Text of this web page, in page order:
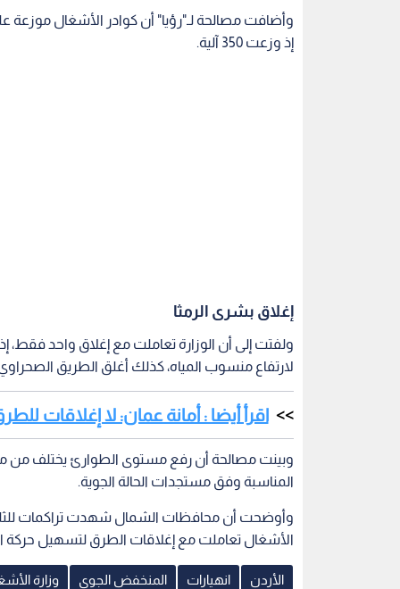
وأضافت مصالحة لـ"رؤيا" أن كوادر الأشغال موزعة
إذ وزعت 350 آلية.
إغلاق بشرى الرمثا
ولفتت إلى أن الوزارة تعاملت مع إغلاق واحد فقط،
لارتفاع منسوب المياه، كذلك أغلق الطريق
اقرأ أيضا : أمانة عمان: لا إغلاقات
وبينت مصالحة أن رفع مستوى الطوارئ يختلف من
المناسبة وفق مستجدات الحالة الجوية.
الأشغال تعاملت مع إغلاقات الطرق لتسهيل حركة
الأردن انهيارات المنخفض الجوي وزارة